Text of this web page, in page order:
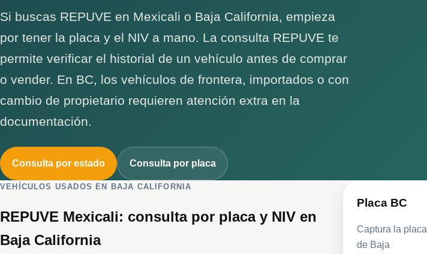
Si buscas REPUVE en Mexicali o Baja California, empieza
por tener la placa y el NIV a mano. La consulta REPUVE te
permite verificar el historial de un vehículo antes de comprar
o vender. En BC, los vehículos de frontera, importados o con
cambio de propietario requieren atención extra en la
documentación.
Consulta por estado Consulta por placa
VEHÍCULOS USADOS EN BAJA CALIFORNIA
REPUVE Mexicali: consulta por placa y NIV en
Baja California
Placa BC
Captura la placa
de Baja